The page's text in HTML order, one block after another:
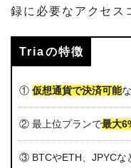
録に必要なアクセス
Triaの特徴
① 仮想通貨で決済可能
② 最上位プランで最大
③ BTCやETH、JPYCな